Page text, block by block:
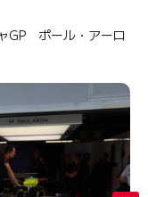
GP ポール・アーロ